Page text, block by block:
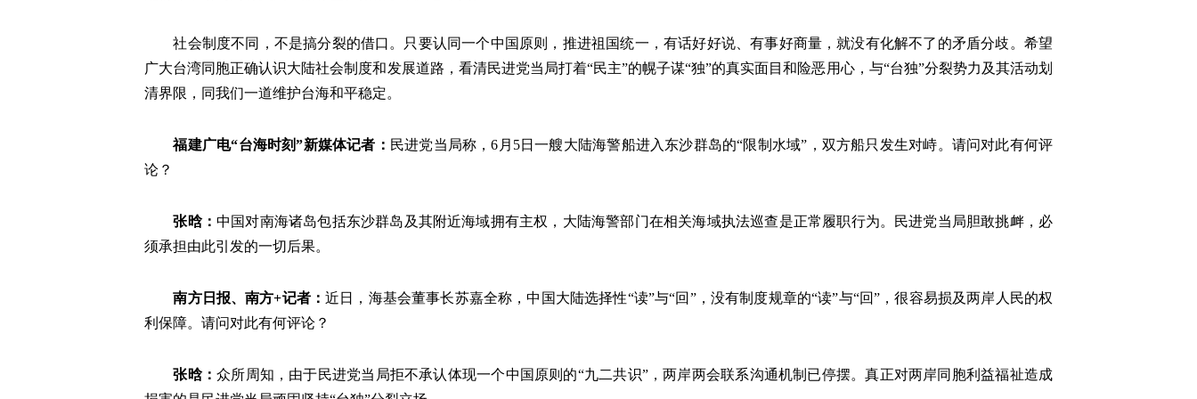
社会制度不同，不是搞分裂的借口。只要认同一个中国原则，推进祖国统一，有话好好说、有事好商量，就没有化解不了的矛盾分歧。希望
广大台湾同胞正确认识大陆社会制度和发展道路，看清民进党当局打着“民主”的幌子谋“独”的真实面目和险恶用心，与“台独”分裂势力及其活动划
清界限，同我们一道维护台海和平稳定。
福建广电“台海时刻”新媒体记者： 民进党当局称，6月5日一艘大陆海警船进入东沙群岛的“限制水域”，双方船只发生对峙。请问对此有何评
论？
张晗： 中国对南海诸岛包括东沙群岛及其附近海域拥有主权，大陆海警部门在相关海域执法巡查是正常履职行为。民进党当局胆敢挑衅，必
须承担由此引发的一切后果。
南方日报、南方+记者：近日，海基会董事长苏嘉全称，中国大陆选择性“读”与“回”，没有制度规章的“读”与“回”，很容易损及两岸人民的权
利保障。请问对此有何评论？
张晗：众所周知，由于民进党当局拒不承认体现一个中国原则的“九二共识”，两岸两会联系沟通机制已停摆。真正对两岸同胞利益福祉造成